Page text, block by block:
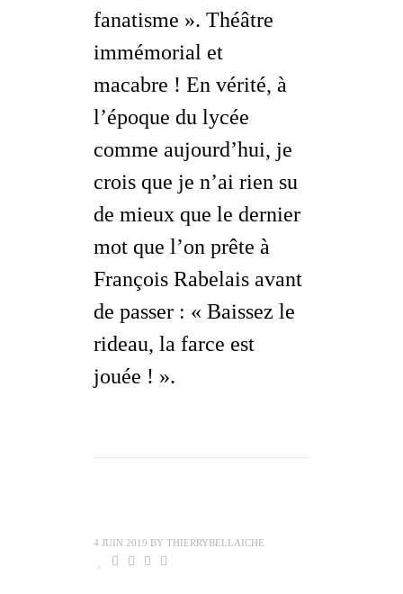
fanatisme ». Théâtre
immémorial et
macabre ! En vérité, à
l’époque du lycée
comme aujourd’hui, je
crois que je n’ai rien su
de mieux que le dernier
mot que l’on prête à
François Rabelais avant
de passer : « Baissez le
rideau, la farce est
jouée ! ».
4 JUIN 2019 BY THIERRYBELLAICHE